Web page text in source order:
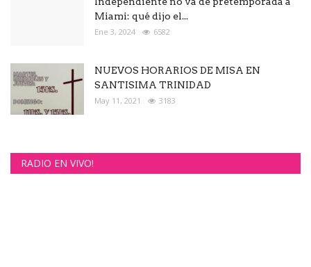
Miami: qué dijo el...
Ene 3, 2024 6582
NUEVOS HORARIOS DE MISA EN
SANTISIMA TRINIDAD
May 11, 2021 3183
RADIO EN VIVO!